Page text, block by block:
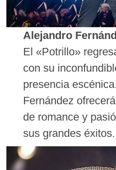
Alejandro
El «Potrillo»
con su
presencia
Fernández
de romance y
sus grandes éxitos.